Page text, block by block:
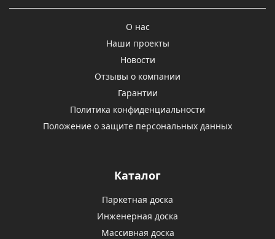
О нас
Наши проекты
Новости
Отзывы о компании
Гарантии
Политика конфиденциальности
Положение о защите персональных данных
Каталог
Паркетная доска
Инженерная доска
Массивная доска